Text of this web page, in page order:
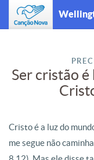
Ser cristão
Cristo é a luz do
me segue não